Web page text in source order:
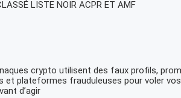
LISTE NOIR ACPR ET AMF
crypto utilisent des faux profils,
et plateformes frauduleuses pour voler
d’agir